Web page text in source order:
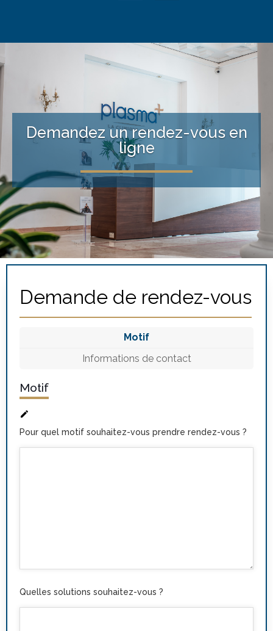
Demandez un rendez-vous en
ligne
Demande de rendez-vous
Motif
Informations de contact
Motif
Pour quel motif souhaitez-vous prendre rendez-vous ?
Quelles solutions souhaitez-vous ?